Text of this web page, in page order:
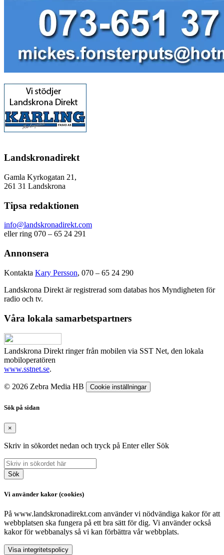
Landskronadirekt
Gamla Kyrkogatan 21,
261 31 Landskrona
Tipsa redaktionen
info@landskronadirekt.com
eller ring 070 – 65 24 291
Annonsera
Kontakta Kary Persson, 070 – 65 24 290
Landskrona Direkt är registrerad som databas hos Myndigheten för
radio och tv.
Våra lokala samarbetspartners
Landskrona Direkt ringer från mobilen via SST Net, den lokala
mobiloperatören
www.sstnet.se.
© 2026 Zebra Media HB Cookie inställningar
Sök på sidan
×
Skriv in sökordet nedan och tryck på Enter eller Sök
Sök
Vi använder kakor (cookies)
På www.landskronadirekt.com använder vi nödvändiga kakor för att
webbplatsen ska fungera på ett bra sätt för dig. Vi använder också
kakor för webbanalys så vi kan förbättra vår webbplats.
Visa integritetspolicy